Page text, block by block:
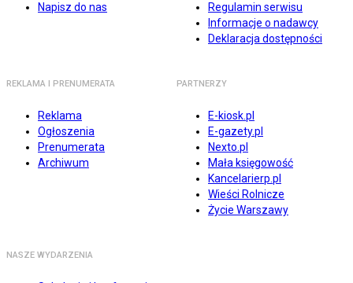
Napisz do nas
Regulamin serwisu
Informacje o nadawcy
Deklaracja dostępności
REKLAMA I PRENUMERATA
Reklama
Ogłoszenia
Prenumerata
Archiwum
PARTNERZY
E-kiosk.pl
E-gazety.pl
Nexto.pl
Mała księgowość
Kancelarierp.pl
Wieści Rolnicze
Życie Warszawy
NASZE WYDARZENIA